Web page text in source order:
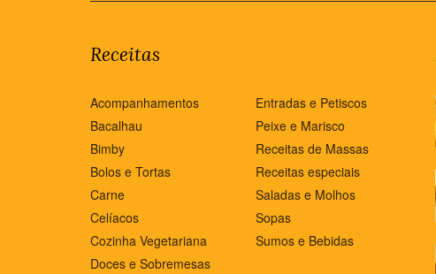
Receitas
Acompanhamentos
Bacalhau
Bimby
Bolos e Tortas
Carne
Celíacos
Cozinha Vegetariana
Doces e Sobremesas
Entradas e Petiscos
Peixe e Marisco
Receitas de Massas
Receitas especiais
Saladas e Molhos
Sopas
Sumos e Bebidas